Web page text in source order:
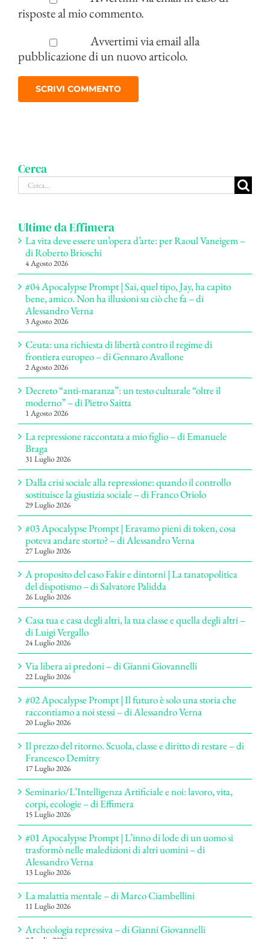
risposte al mio commento.
Avvertimi via email alla
pubblicazione di un nuovo articolo.
Cerca
Cerca
per:
Ultime da Effimera
La vita deve essere un’opera d’arte: per Raoul Vaneigem –
di Roberto Brioschi
4 Agosto 2026
#04 Apocalypse Prompt | Sai, quel tipo, Jay, ha capito
bene, amico. Non ha illusioni su ciò che fa – di
Alessandro Verna
3 Agosto 2026
Ceuta: una richiesta di libertà contro il regime di
frontiera europeo – di Gennaro Avallone
2 Agosto 2026
Decreto “anti-maranza”: un testo culturale “oltre il
moderno” – di Pietro Saitta
1 Agosto 2026
La repressione raccontata a mio figlio – di Emanuele
Braga
31 Luglio 2026
Dalla crisi sociale alla repressione: quando il controllo
sostituisce la giustizia sociale – di Franco Oriolo
29 Luglio 2026
#03 Apocalypse Prompt | Eravamo pieni di token, cosa
poteva andare storto? – di Alessandro Verna
27 Luglio 2026
A proposito del caso Fakir e dintorni | La tanatopolitica
del dispotismo – di Salvatore Palidda
26 Luglio 2026
Casa tua e casa degli altri, la tua classe e quella degli altri –
di Luigi Vergallo
24 Luglio 2026
Via libera ai predoni – di Gianni Giovannelli
22 Luglio 2026
#02 Apocalypse Prompt | Il futuro è solo una storia che
raccontiamo a noi stessi – di Alessandro Verna
20 Luglio 2026
Il prezzo del ritorno. Scuola, classe e diritto di restare – di
Francesco Demitry
17 Luglio 2026
Seminario/L’Intelligenza Artificiale e noi: lavoro, vita,
corpi, ecologie – di Effimera
15 Luglio 2026
#01 Apocalypse Prompt | L’inno di lode di un uomo si
trasformò nelle maledizioni di altri uomini – di
Alessandro Verna
13 Luglio 2026
La malattia mentale – di Marco Ciambellini
11 Luglio 2026
Archeologia repressiva – di Gianni Giovannelli